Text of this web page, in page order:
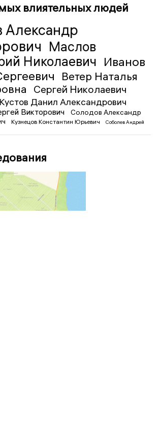
влиятельных людей
Александр
Маслов
Николаевич Иванов
Ветер Наталья
Сергей Николаевич
Кустов Данил Александрович
Викторович
Солодов Александр
Кузнецов Константин Юрьевич
Соболев Андрей